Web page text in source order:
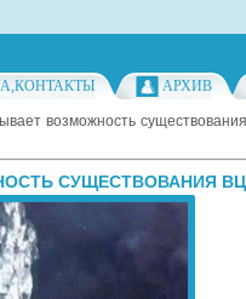
АРХИВ
возможность
СУЩЕСТВОВАНИЯ ВЦ